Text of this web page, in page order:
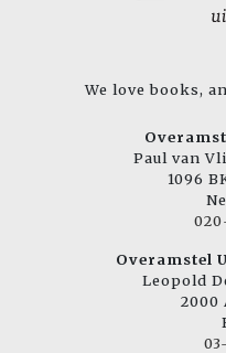
We love books,
Paul van
1096
Overamstel
Leopold
2000